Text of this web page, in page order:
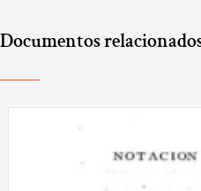
Documentos